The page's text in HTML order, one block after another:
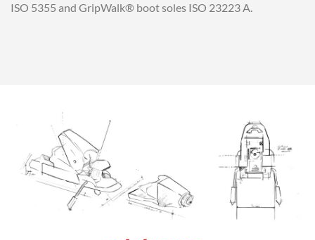
ISO 5355 and GripWalk® boot soles ISO 23223 A.